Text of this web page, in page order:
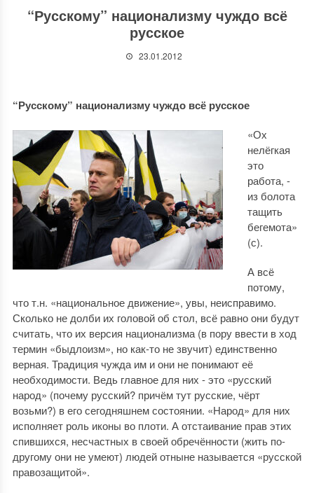
“Русскому” национализму чуждо всё
русское
23.01.2012
“Русскому” национализму чуждо всё русское
«Ох
нелёгкая
это
работа, -
из болота
тащить
бегемота»
(с).
А всё
потому,
что т.н. «национальное движение», увы, неисправимо.
Сколько не долби их головой об стол, всё равно они будут
считать, что их версия национализма (в пору ввести в ход
термин «быдлоизм», но как-то не звучит) единственно
верная. Традиция чужда им и они не понимают её
необходимости. Ведь главное для них - это «русский
народ» (почему русский? причём тут русские, чёрт
возьми?) в его сегодняшнем состоянии. «Народ» для них
исполняет роль иконы во плоти. А отстаивание прав этих
спившихся, несчастных в своей обречённости (жить по-
другому они не умеют) людей отныне называется «русской
правозащитой».